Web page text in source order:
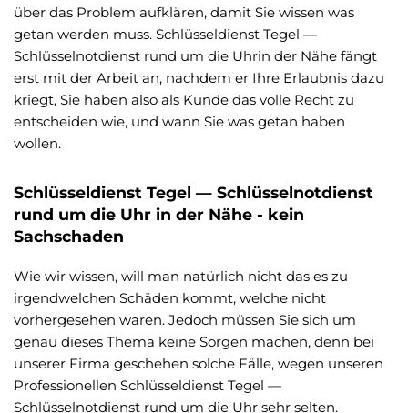
über das Problem aufklären, damit Sie wissen was
getan werden muss. Schlüsseldienst Tegel —
Schlüsselnotdienst rund um die Uhrin der Nähe fängt
erst mit der Arbeit an, nachdem er Ihre Erlaubnis dazu
kriegt, Sie haben also als Kunde das volle Recht zu
entscheiden wie, und wann Sie was getan haben
wollen.
Schlüsseldienst Tegel — Schlüsselnotdienst
rund um die Uhr in der Nähe - kein
Sachschaden
Wie wir wissen, will man natürlich nicht das es zu
irgendwelchen Schäden kommt, welche nicht
vorhergesehen waren. Jedoch müssen Sie sich um
genau dieses Thema keine Sorgen machen, denn bei
unserer Firma geschehen solche Fälle, wegen unseren
Professionellen Schlüsseldienst Tegel —
Schlüsselnotdienst rund um die Uhr sehr selten.